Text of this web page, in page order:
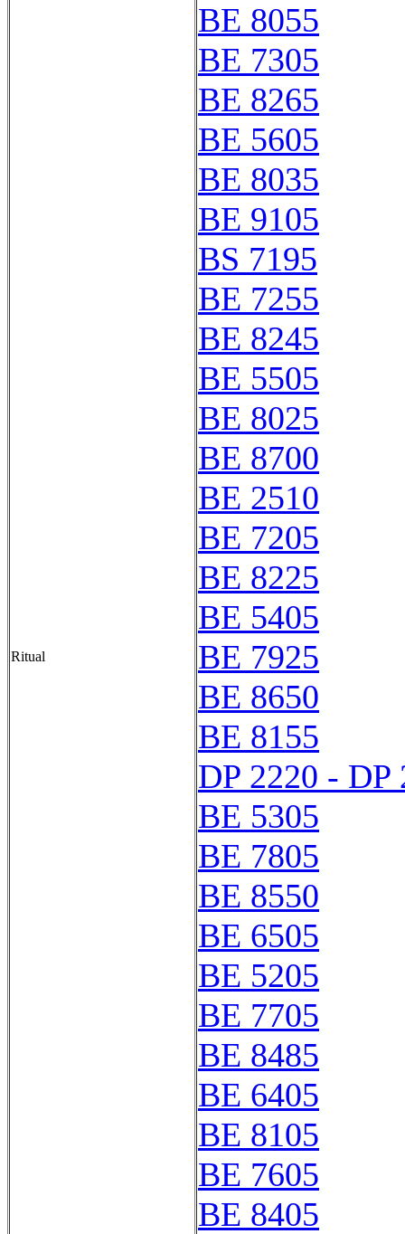
Ritual
BE 8055
BE 7305
BE 8265
BE 5605
BE 8035
BE 9105
BS 7195
BE 7255
BE 8245
BE 5505
BE 8025
BE 8700
BE 2510
BE 7205
BE 8225
BE 5405
BE 7925
BE 8650
BE 8155
DP 2220 - DP
BE 5305
BE 7805
BE 8550
BE 6505
BE 5205
BE 7705
BE 8485
BE 6405
BE 8105
BE 7605
BE 8405